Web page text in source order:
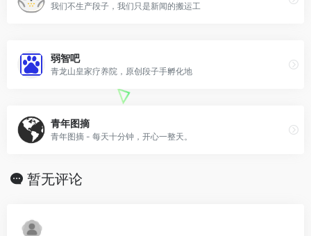
我们不生产段子，我们只是新闻的搬运工
弱智吧
青龙山皇家疗养院，原创段子手孵化地
青年图摘
青年图摘 - 每天十分钟，开心一整天。
暂无评论